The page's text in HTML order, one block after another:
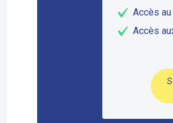
Accès au
Accès